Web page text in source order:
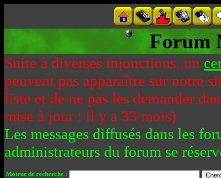
Forum
Suite à diverses injonctions, un
peuvent pas apparaître sur notre
liste et de ne pas les demander
mise à jour : il y a 33 mois)
Les messages diffusés dans les
administrateurs du forum se
Moteur de recherche :